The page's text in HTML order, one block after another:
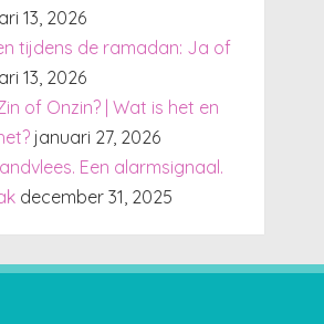
13, 2026
tijdens de ramadan: Ja of
13, 2026
of Onzin? | Wat is het en
januari 27, 2026
Een alarmsignaal.
december 31, 2025